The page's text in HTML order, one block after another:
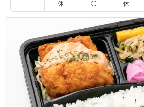
いて白ごはんがどんどん進み、相性が
以外の副菜もどれもしっかり美味しい
高いお弁当だなと感じました。
ご利用シーン：ロケ・撮影›
収録
東京都港区六本木2023/07/15
－ 休 ◯ 休